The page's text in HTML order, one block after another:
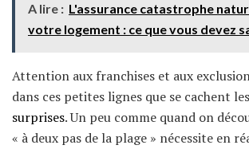
A lire : L'assurance catastrophe
votre logement : ce que vous devez
Attention aux franchises et aux
dans ces petites lignes que se cachent
surprises. Un peu comme quand on
« à deux pas de la plage » nécessite en